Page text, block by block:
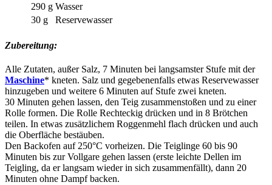
290 g Wasser
30 g
Reservewasser
Zubereitung:
Alle Zutaten, außer Salz, 7 Minuten bei langsamster Stufe mit der
Maschine* kneten. Salz und gegebenenfalls etwas Reservewasser
hinzugeben und weitere 6 Minuten auf Stufe zwei kneten.
30 Minuten gehen lassen, den Teig zusammenstoßen und zu einer
Rolle formen. Die Rolle Rechteckig drücken und in 8 Brötchen
teilen. In etwas zusätzlichem Roggenmehl flach drücken und auch
die Oberfläche bestäuben.
Den Backofen auf 250°C vorheizen. Die Teiglinge 60 bis 90
Minuten bis zur Vollgare gehen lassen (erste leichte Dellen im
Teigling, da er langsam wieder in sich zusammenfällt), dann 20
Minuten ohne Dampf backen.